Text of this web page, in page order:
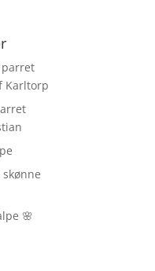
parret
Karltorp
🌸